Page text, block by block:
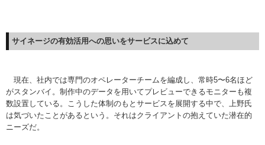
サイネージの有効活用への思いをサービスに込めて
現在、社内では専門のオペレーターチームを編成し、常時5〜6名ほど
がスタンバイ。制作中のデータを用いてプレビューできるモニターも複
数設置している。こうした体制のもとサービスを展開する中で、上野氏
は気づいたことがあるという。それはクライアントの抱えていた潜在的
ニーズだ。